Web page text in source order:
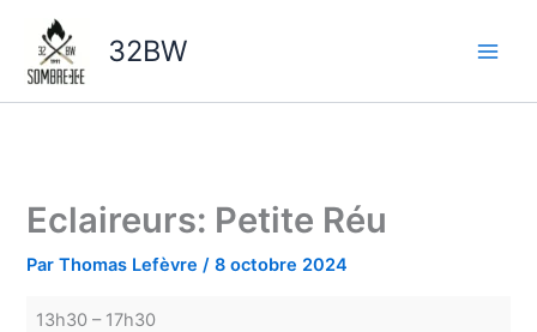
contenu
32BW
Eclaireurs: Petite Réu
ParThomas Lefèvre/8 octobre 2024
Eclaireurs:
Petite
Réu
13h30 – 17h30